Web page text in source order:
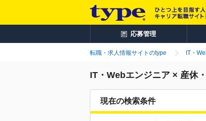
応募管理
転職・求人情報サイトのtype IT・
IT・Webエンジニア × 産休
現在の検索条件